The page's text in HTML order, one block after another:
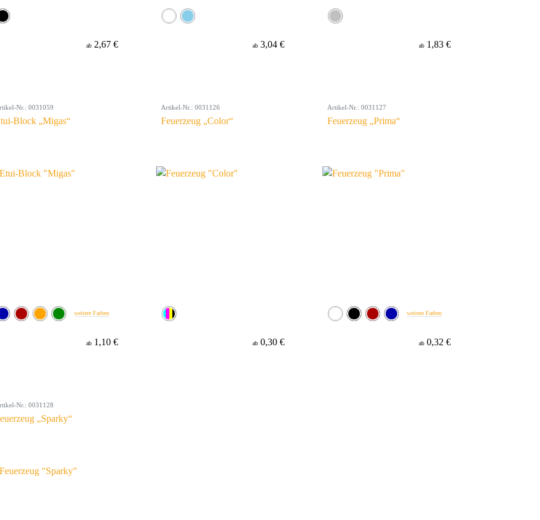
ab 2,67 € ab 3,04 € ab 1,83 €
Nr.: 0031059
Block „Migas“
weitere Farben
ab 1,10 €
Artikel-Nr.: 0031126
Feuerzeug „Color“
ab 0,30 €
Artikel-Nr.: 0031127
Feuerzeug „Prima“
weitere Farben
ab 0,32 €
Nr.: 0031128
„Sparky“